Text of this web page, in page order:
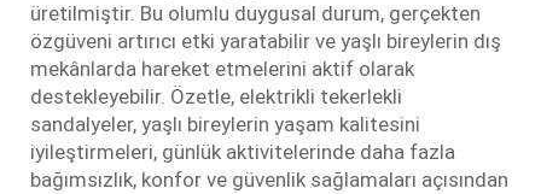
üretilmiştir. Bu olumlu duygusal durum, gerçekten
özgüveni artırıcı etki yaratabilir ve yaşlı bireylerin dış
mekânlarda hareket etmelerini aktif olarak
destekleyebilir. Özetle, elektrikli tekerlekli
sandalyeler, yaşlı bireylerin yaşam kalitesini
iyileştirmeleri, günlük aktivitelerinde daha fazla
bağımsızlık, konfor ve güvenlik sağlamaları açısından